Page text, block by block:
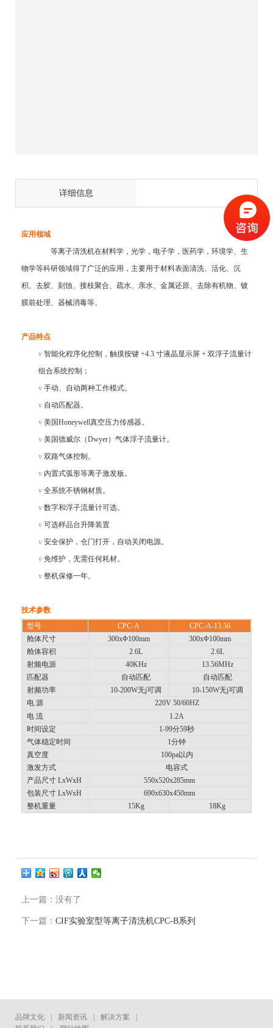
详细信息
应用领域
等离子清洗机在材料学，光学，电子学，医药学，环境学、生
物学等科研领域得了广泛的应用，主要用于材料表面清洗、活化、沉
积、去胶、刻蚀、接枝聚合、疏水、亲水、金属还原、去除有机物、镀
膜前处理、器械消毒等。
产品特点
v 智能化程序化控制， 触摸按键 +4.3 寸液晶显示屏 + 双浮子流量计
组合系统控制；
v 手动、自动两种工作模式。
v 自动匹配器。
v 美国Honeywell真空压力传感器。
v 美国德威尔（Dwyer）气体浮子流量计。
v 双路气体控制。
v 内置式弧形等离子激发板 。
v 全系统不锈钢材质。
v 数字和浮子流量计可选。
v 可选样品台升降装置
v 安全保护，仓门打开，自动关闭电源。
v 免维护，无需任何耗材。
v 整机保修一年。
技术参数
型号
CPC-A
CPC-A-13.56
舱体尺寸
300xΦ100mm
300xΦ100mm
舱体容积
2.6L
2.6L
射频电源
40KHz
13.56MHz
匹配器
自动匹配
自动匹配
射频功率
10-200W无j可调 10-150W无j可调
电 源
220V 50/60HZ
电 流
1.2A
时间设定
1-99分59秒
气体稳定时间
1分钟
真空度
100pa以内
激发方式
电容式
产品尺寸 LxWxH
550x520x285mm
包装尺寸 LxWxH
690x630x450mm
整机重量
15Kg 18Kg
上一篇：没有了
下一篇： CIF实验室型等离子清洗机CPC-B系列
品牌文化 | 新闻资讯 | 解决方案
|